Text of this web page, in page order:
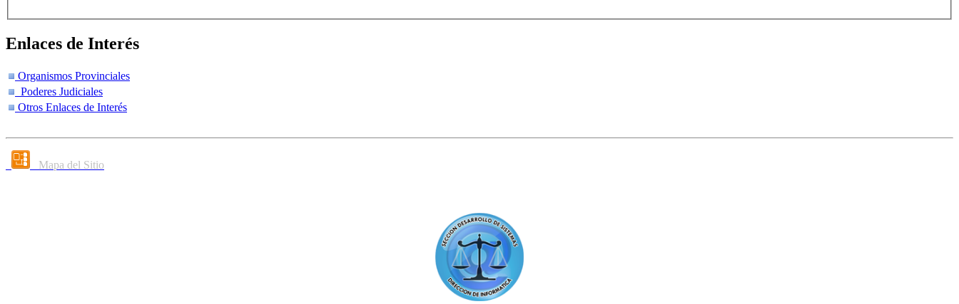
Enlaces de Interés
Organismos Provinciales
Poderes Judiciales
Otros Enlaces de Interés
Mapa del Sitio